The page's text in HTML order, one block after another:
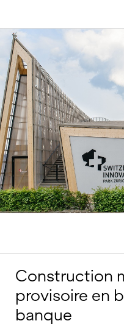
Construction
provisoire en
banque